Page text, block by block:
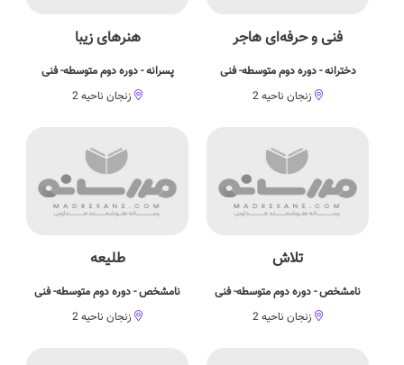
فنی و حرفه‌ای هاجر
دخترانه - دوره دوم متوسطه- فنی
زنجان ناحیه 2
هنرهای زیبا
پسرانه - دوره دوم متوسطه- فنی
زنجان ناحیه 2
تلاش
نامشخص - دوره دوم متوسطه- فنی
زنجان ناحیه 2
طليعه
نامشخص - دوره دوم متوسطه- فنی
زنجان ناحیه 2